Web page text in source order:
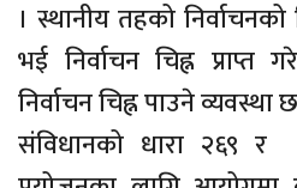
। स्थानीय तहको
भई निर्वाचन चिह्न
निर्वाचन चिह्न पाउने व्यवस्था
संविधानको धारा २६९ र